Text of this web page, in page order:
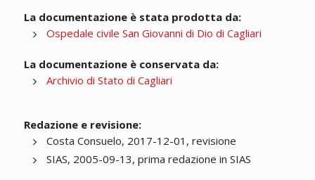
La documentazione è stata prodotta da:
Ospedale civile San Giovanni di Dio di Cagliari
La documentazione è conservata da:
Archivio di Stato di Cagliari
Redazione e revisione:
Costa Consuelo, 2017-12-01, revisione
SIAS, 2005-09-13, prima redazione in SIAS